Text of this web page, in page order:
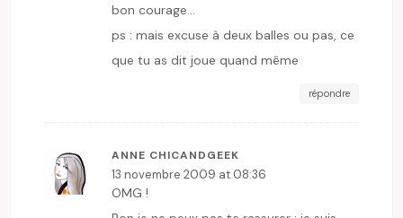
bon courage…
ps : mais excuse à deux balles ou pas, ce
que tu as dit joue quand même
répondre
ANNE CHICANDGEEK
13 novembre 2009 at 08:36
OMG !